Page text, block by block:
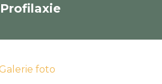
Profilaxie
Galerie foto